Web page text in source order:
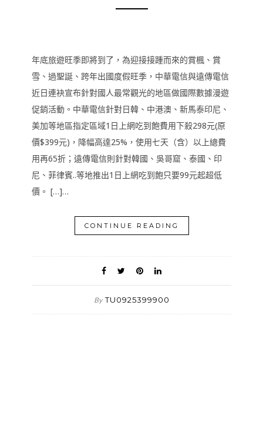
年底旅遊旺季即將到了，為迎接接踵而來的賞楓、賞
雪、過聖誕、跨年出國度假旺季，中華電信與遠傳電信
近日連袂宣布針對國人最常觀光的地區做國際數據漫遊
促銷活動。中華電信針對日韓、中港澳、新馬泰印尼、
美加等地區指定區域1日上網吃到飽費用下殺298元(原
價$399元)，降幅高達25%，使用七天（含）以上總費
用再65折；遠傳電信則針對韓國、吳哥窟、泰國、印
尼、菲律賓..等地推出1日上網吃到飽只要99元起超低
價。 […]…
CONTINUE READING
By TU0925399900